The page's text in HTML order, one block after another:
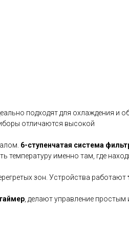
подходят для охлаждения и
отличаются высокой
6-ступенчатая система
температуру именно там, где
зон. Устройства работают
, делают управление простым